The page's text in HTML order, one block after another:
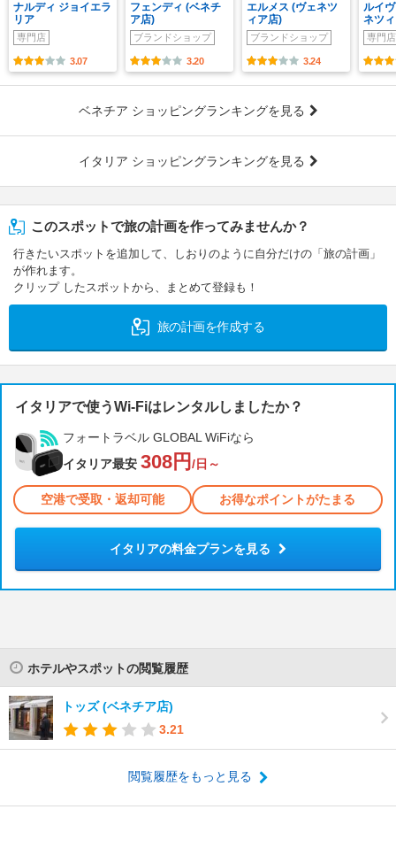
ナルディ ジョイエラ
リア
専門店
3.07
フェンディ (ベネチ
ア店)
ブランドショップ
3.20
エルメス (ヴェネツ
ィア店)
ブランドショップ
3.24
ルイ
ネツ
専門店
ベネチア ショッピングランキングを見る
イタリア ショッピングランキングを見る
このスポットで旅の計画を作ってみませんか？
行きたいスポットを追加して、しおりのように自分だけの「旅の計画」
が作れます。
クリップ したスポットから、まとめて登録も！
旅の計画を作成する
イタリアで使うWi-Fiはレンタルしましたか？
フォートラベル GLOBAL WiFiなら
イタリア最安 308円 /日～
空港で受取・返却可能 お得なポイントがたまる
イタリアの料金プランを見る
ホテルやスポットの閲覧履歴
トッズ (ベネチア店)
3.21
閲覧履歴をもっと見る